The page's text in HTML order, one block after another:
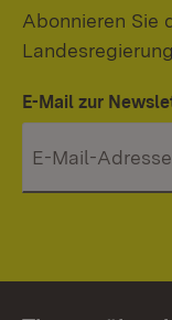
Abonnieren Sie
Landesregierung.
E-Mail zur